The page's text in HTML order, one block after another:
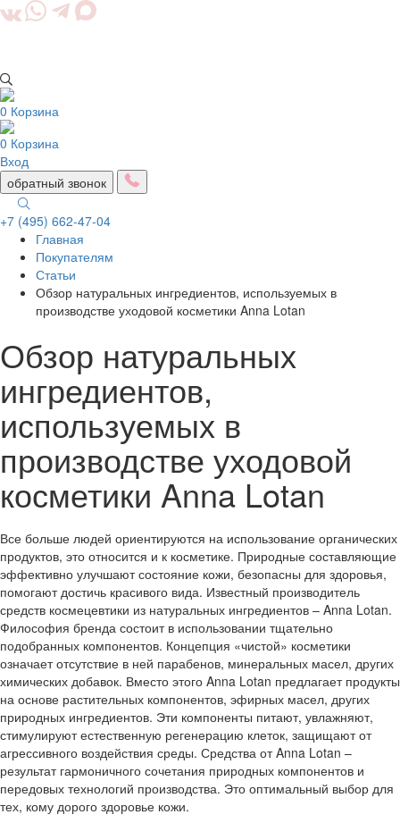
0 Корзина
0 Корзина
Вход
обратный звонок
+7 (495) 662-47-04
Главная
Покупателям
Статьи
Обзор натуральных ингредиентов, используемых в
производстве уходовой косметики Anna Lotan
Обзор натуральных
ингредиентов,
используемых в
производстве уходовой
косметики Anna Lotan
Все больше людей ориентируются на использование органических
продуктов, это относится и к косметике. Природные составляющие
эффективно улучшают состояние кожи, безопасны для здоровья,
помогают достичь красивого вида. Известный производитель
средств космецевтики из натуральных ингредиентов – Anna Lotan.
Философия бренда состоит в использовании тщательно
подобранных компонентов. Концепция «чистой» косметики
означает отсутствие в ней парабенов, минеральных масел, других
химических добавок. Вместо этого Anna Lotan предлагает продукты
на основе растительных компонентов, эфирных масел, других
природных ингредиентов. Эти компоненты питают, увлажняют,
стимулируют естественную регенерацию клеток, защищают от
агрессивного воздействия среды. Средства от Anna Lotan –
результат гармоничного сочетания природных компонентов и
передовых технологий производства. Это оптимальный выбор для
тех, кому дорого здоровье кожи.